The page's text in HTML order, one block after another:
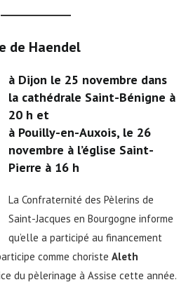
de Haendel
à Dijon le 25 novembre dans
la cathédrale Saint-Bénigne à
20 h et
à Pouilly-en-Auxois, le 26
novembre à l’église Saint-
Pierre à 16 h
La Confraternité des Pèlerins de
Saint-Jacques en Bourgogne informe
qu’elle a participé au financement
comme choristeAleth
du pèlerinage à Assise cette année.